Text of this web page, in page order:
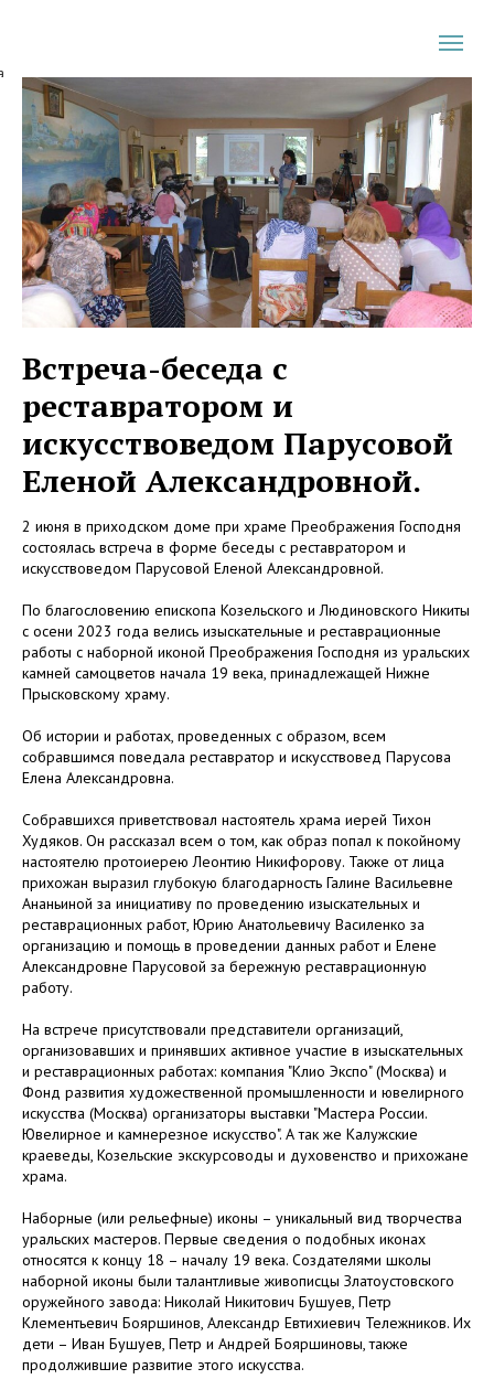
Встреча-беседа с
реставратором и
искусствоведом Парусовой
Еленой Александровной.
2 июня в приходском доме при храме Преображения Господня
состоялась встреча в форме беседы с реставратором и
искусствоведом Парусовой Еленой Александровной.
По благословению епископа Козельского и Людиновского Никиты
с осени 2023 года велись изыскательные и реставрационные
работы с наборной иконой Преображения Господня из уральских
камней самоцветов начала 19 века, принадлежащей Нижне
Прысковскому храму.
Об истории и работах, проведенных с образом, всем
собравшимся поведала реставратор и искусствовед Парусова
Елена Александровна.
Собравшихся приветствовал настоятель храма иерей Тихон
Худяков. Он рассказал всем о том, как образ попал к покойному
настоятелю протоиерею Леонтию Никифорову. Также от лица
прихожан выразил глубокую благодарность Галине Васильевне
Ананьиной за инициативу по проведению изыскательных и
реставрационных работ, Юрию Анатольевичу Василенко за
организацию и помощь в проведении данных работ и Елене
Александровне Парусовой за бережную реставрационную
работу.
На встрече присутствовали представители организаций,
организовавших и принявших активное участие в изыскательных
и реставрационных работах: компания "Клио Экспо" (Москва) и
Фонд развития художественной промышленности и ювелирного
искусства (Москва) организаторы выставки "Мастера России.
Ювелирное и камнерезное искусство". А так же Калужские
краеведы, Козельские экскурсоводы и духовенство и прихожане
храма.
Наборные (или рельефные) иконы – уникальный вид творчества
уральских мастеров. Первые сведения о подобных иконах
относятся к концу 18 – началу 19 века. Создателями школы
наборной иконы были талантливые живописцы Златоустовского
оружейного завода: Николай Никитович Бушуев, Петр
Клементьевич Бояршинов, Александр Евтихиевич Тележников. Их
дети – Иван Бушуев, Петр и Андрей Бояршиновы, также
продолжившие развитие этого искусства.